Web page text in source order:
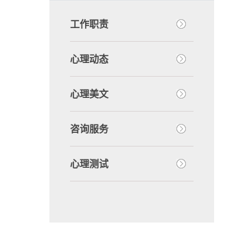
工作职责
心理动态
心理美文
咨询服务
心理测试